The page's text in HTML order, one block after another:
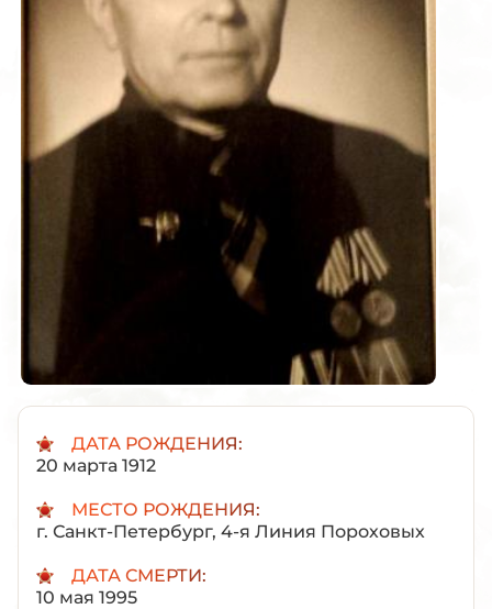
ДАТА РОЖДЕНИЯ:
20 марта 1912
МЕСТО РОЖДЕНИЯ:
г. Санкт-Петербург, 4-я Линия Пороховых
ДАТА СМЕРТИ:
10 мая 1995